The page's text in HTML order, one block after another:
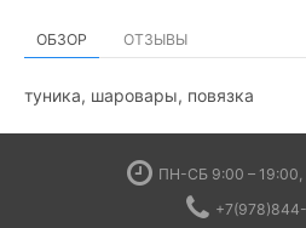
ОБЗОР ОТЗЫВЫ
туника, шаровары, повязка
ПН-СБ 9:00 –